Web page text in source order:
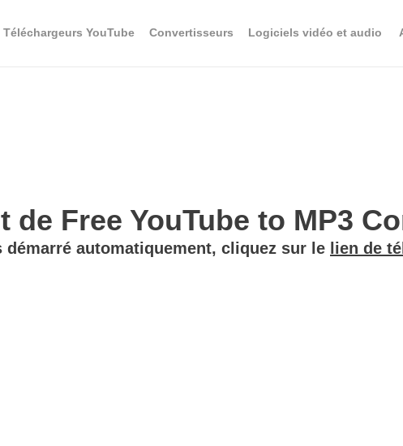
Téléchargeurs YouTube Convertisseurs Logiciels vidéo et audio
de Free YouTube to MP3
démarré automatiquement, cliquez sur le lien de